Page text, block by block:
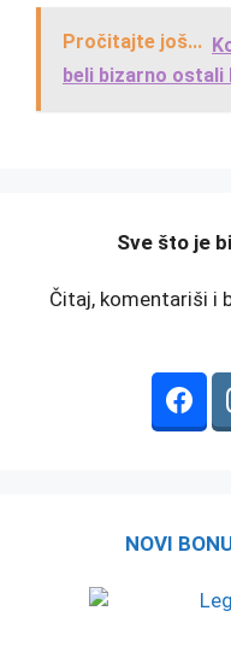
Pročitajte još...
beli bizarno ostali
️Sve što je
Čitaj, komentariši i
NOVI